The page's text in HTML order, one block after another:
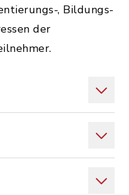
, Bildungs-
der